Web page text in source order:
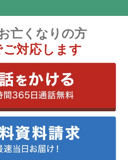
亡くなりの方
対応します